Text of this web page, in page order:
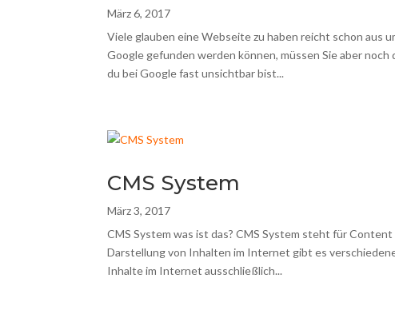
März 6, 2017
Viele glauben eine Webseite zu haben reicht schon aus
Google gefunden werden können, müssen Sie aber
du bei Google fast unsichtbar bist...
CMS System
März 3, 2017
CMS System was ist das? CMS System steht für
Darstellung von Inhalten im Internet gibt es
Inhalte im Internet ausschließlich...